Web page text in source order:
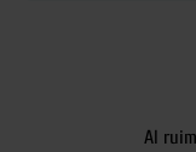
Al ruim